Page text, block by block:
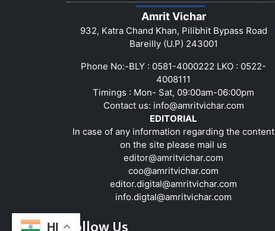
HI
Amrit Vichar
932, Katra Chand Khan, Pilibhit Bypass Road
Bareilly (U.P) 243001
Phone No:-BLY : 0581-4000222 LKO : 0522-
4008111
Timings : Mon- Sat, 09:00am-06:00pm
Contact us: info@amritvichar.com
EDITORIAL
In case of any information regarding the content
on the site please mail us
editor@amritvichar.com
coo@amritvichar.com
editor.digital@amritvichar.com
info.digtal@amritvichar.com